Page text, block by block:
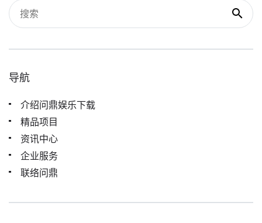
导航
介绍问鼎娱乐下载
精品项目
资讯中心
企业服务
联络问鼎